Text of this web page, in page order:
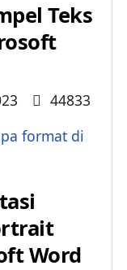
Teks
44833
Word